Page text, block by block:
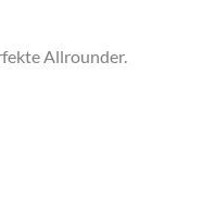
Allrounder.